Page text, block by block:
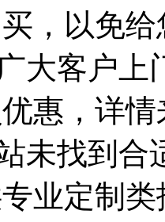
，以免
大客户
惠，详
未找到
业定制类